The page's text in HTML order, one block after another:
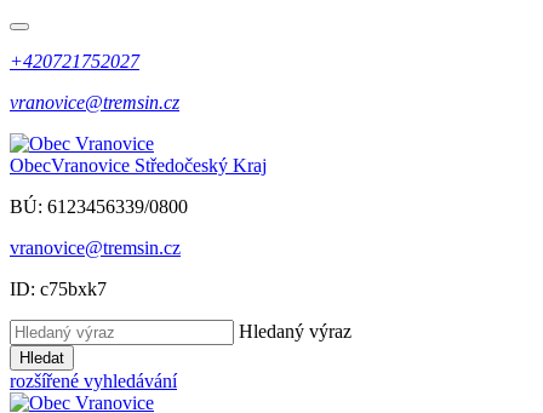
+420721752027
vranovice@tremsin.cz
ObecVranovice Středočeský Kraj
BÚ: 6123456339/0800
vranovice@tremsin.cz
ID: c75bxk7
Hledaný výraz
Hledat
rozšířené vyhledávání